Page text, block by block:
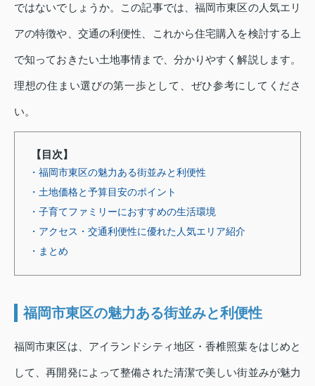
ではないでしょうか。この記事では、福岡市東区の人気エリ
アの特徴や、交通の利便性、これから住宅購入を検討する上
で知っておきたい土地事情まで、分かりやすく解説します。
理想の住まい選びの第一歩として、ぜひ参考にしてくださ
い。
【目次】
・福岡市東区の魅力ある街並みと利便性
・土地価格と予算目安のポイント
・子育てファミリーにおすすめの生活環境
・アクセス・交通利便性に優れた人気エリア紹介
・まとめ
福岡市東区の魅力ある街並みと利便性
福岡市東区は、アイランドシティ地区・香椎照葉をはじめと
して、再開発によって整備された清潔で美しい街並みが魅力